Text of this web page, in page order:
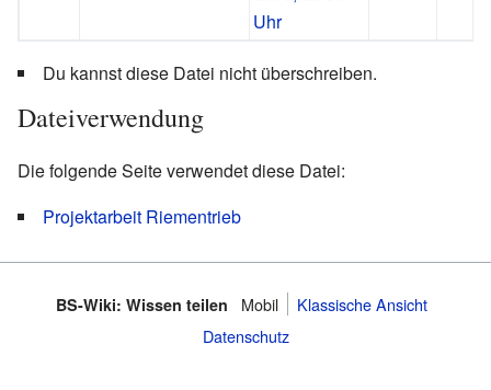
Du kannst diese Datei nicht überschreiben.
Dateiverwendung
Die folgende Seite verwendet diese Datei:
Projektarbeit Riementrieb
BS-Wiki: Wissen teilen Mobil
Klassische Ansicht
Datenschutz